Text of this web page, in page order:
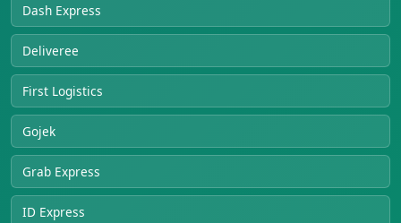
Dash Express
Deliveree
First Logistics
Gojek
Grab Express
ID Express